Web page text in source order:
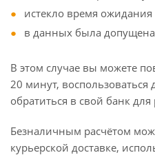
истекло время
в данных была
В этом случае вы можете
20 минут, воспользоваться
обратиться в свой банк
Безналичным расчётом
курьерской доставке,